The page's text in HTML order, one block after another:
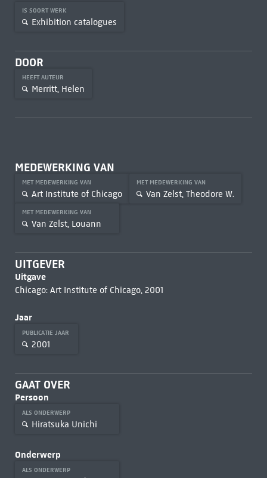
IS SOORT WERK
Exhibition catalogues
DOOR
HEEFT AUTEUR
Merritt, Helen
MEDEWERKING VAN
MET MEDEWERKING VAN
Art Institute of Chicago
MET MEDEWERKING VAN
Van Zelst, Theodore W.
MET MEDEWERKING VAN
Van Zelst, Louann
UITGEVER
Uitgave
Chicago: Art Institute of Chicago, 2001
Jaar
PUBLICATIE JAAR
2001
GAAT OVER
Persoon
ALS ONDERWERP
Hiratsuka Unichi
Onderwerp
ALS ONDERWERP